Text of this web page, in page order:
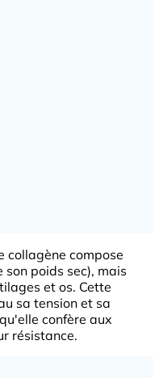
collagène compose
poids sec), mais
et os. Cette
sa tension et sa
confère aux
résistance.